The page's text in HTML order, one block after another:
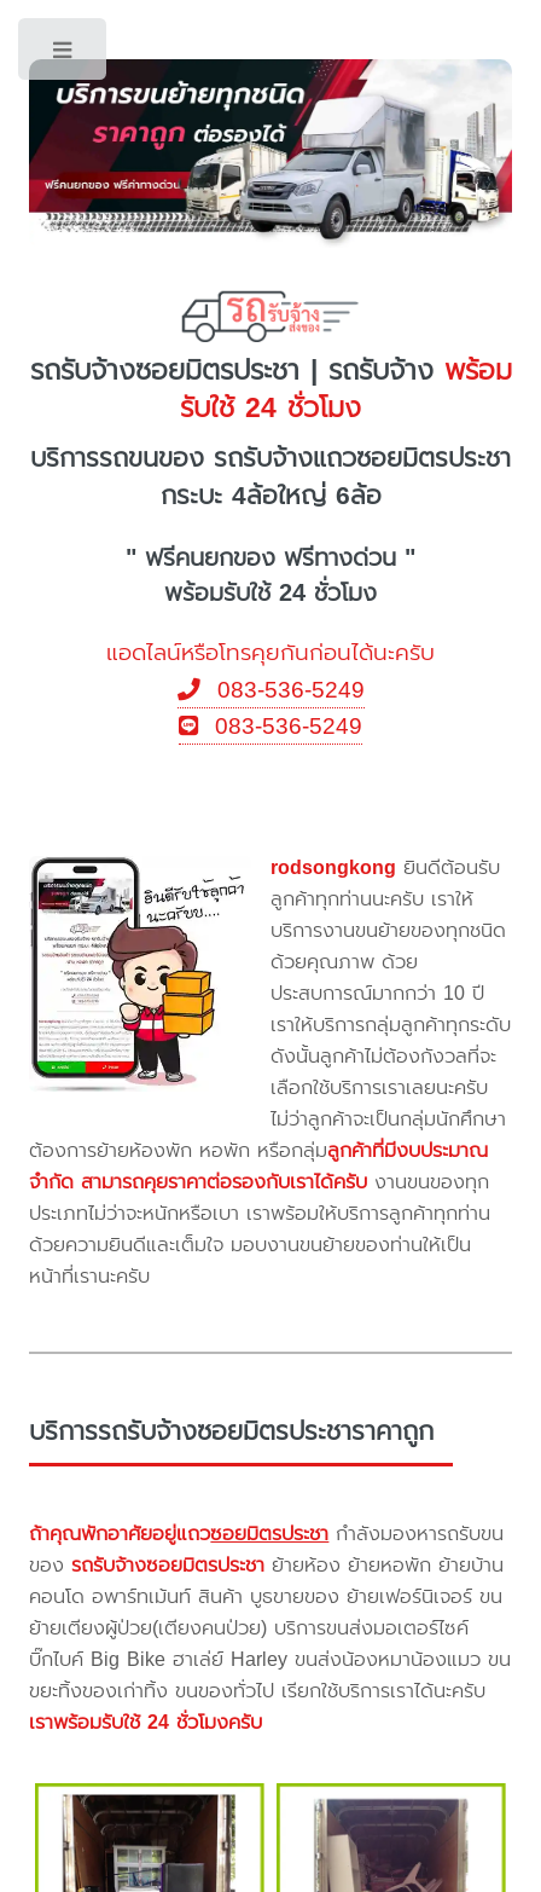
รถรับจ้างซอยมิตรประชา | รถรับจ้างพร้อม
รับใช้ 24 ชั่วโมง
บริการรถขนของ รถรับจ้างแถวซอยมิตรประชา
กระบะ 4ล้อใหญ่ 6ล้อ
" ฟรีคนยกของ ฟรีทางด่วน "
พร้อมรับใช้ 24 ชั่วโมง
แอดไลน์หรือโทรคุยกันก่อนได้นะครับ
083-536-5249
083-536-5249
rodsongkong ยินดีต้อนรับ
ลูกค้าทุกท่านนะครับ เราให้
บริการงานขนย้ายของทุกชนิด
ด้วยคุณภาพ ด้วย
ประสบการณ์มากกว่า 10 ปี
เราให้บริการกลุ่มลูกค้าทุกระดับ
ดังนั้นลูกค้าไม่ต้องกังวลที่จะ
เลือกใช้บริการเราเลยนะครับ
ไม่ว่าลูกค้าจะเป็นกลุ่มนักศึกษา
ต้องการย้ายห้องพัก หอพัก หรือกลุ่มลูกค้าที่มีงบประมาณ
จำกัด สามารถคุยราคาต่อรองกับเราได้ครับ งานขนของทุก
ประเภทไม่ว่าจะหนักหรือเบา เราพร้อมให้บริการลูกค้าทุกท่าน
ด้วยความยินดีและเต็มใจ มอบงานขนย้ายของท่านให้เป็น
หน้าที่เรานะครับ
บริการรถรับจ้างซอยมิตรประชาราคาถูก
ถ้าคุณพักอาศัยอยู่แถวซอยมิตรประชา กำลังมองหารถรับขน
ของรถรับจ้างซอยมิตรประชา ย้ายห้อง ย้ายหอพัก ย้ายบ้าน
คอนโด อพาร์ทเม้นท์ สินค้า บูธขายของ ย้ายเฟอร์นิเจอร์ ขน
ย้ายเตียงผู้ป่วย(เตียงคนป่วย) บริการขนส่งมอเตอร์ไซค์
บิ๊กไบค์ Big Bike ฮาเล่ย์ Harley ขนส่งน้องหมาน้องแมว ขน
ขยะทิ้งของเก่าทิ้ง ขนของทั่วไป เรียกใช้บริการเราได้นะครับ
เราพร้อมรับใช้ 24 ชั่วโมงครับ
Toggle